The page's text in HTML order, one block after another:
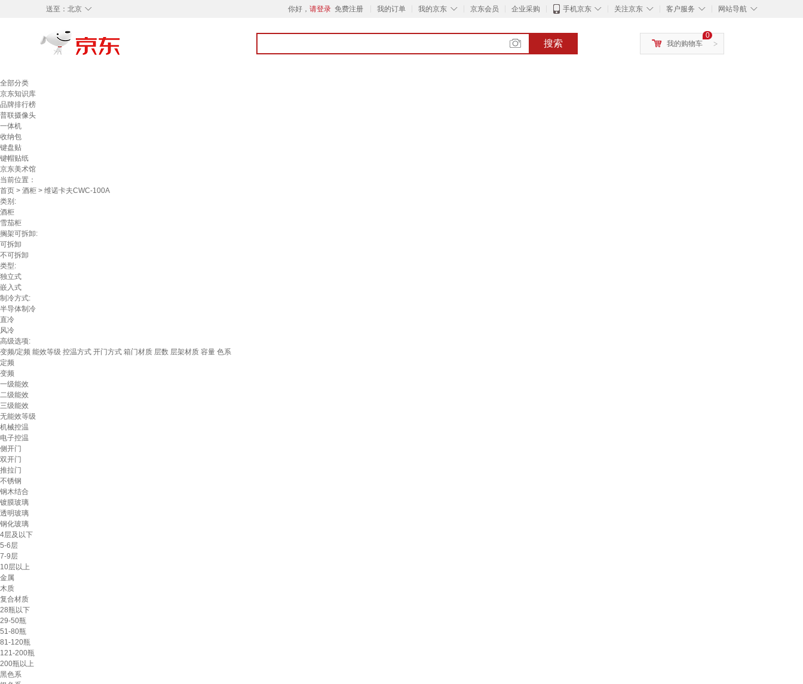
◇
送至： 北京 你好， 请登录 免费注册 我的订单 ◇
我的京东 京东会员 企业采购 ◇
手机京东 ◇
关注京东 ◇
客户服务 ◇
网站导航
搜索 >
0
我的购物车
全部分类
京东知识库
品牌排行榜
普联摄像头
一体机
收纳包
键盘贴
键帽贴纸
京东美术馆
当前位置：
首页 > 酒柜 > 维诺卡夫CWC-100A
类别:
酒柜
雪茄柜
搁架可拆卸:
可拆卸
不可拆卸
类型:
独立式
嵌入式
制冷方式:
半导体制冷
直冷
风冷
高级选项:
变频/定频 能效等级 控温方式 开门方式 箱门材质 层数 层架材质 容量 色系
定频
变频
一级能效
二级能效
三级能效
无能效等级
机械控温
电子控温
侧开门
双开门
推拉门
不锈钢
钢木结合
镀膜玻璃
透明玻璃
钢化玻璃
4层及以下
5-6层
7-9层
10层以上
金属
木质
复合材质
28瓶以下
29-50瓶
51-80瓶
81-120瓶
121-200瓶
200瓶以上
黑色系